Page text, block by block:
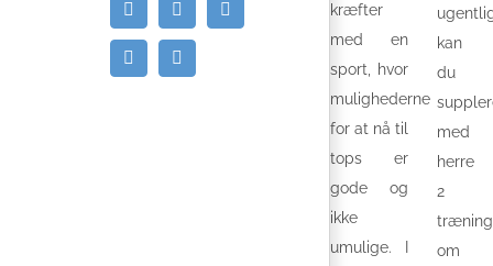
E-
mail
FacebookInstagram
SpotifyYouTube
kræfter
med en
sport, hvor
mulighederne
for at nå til
tops er
gode og
ikke
umulige. I
kan
du
med
herre
2
om